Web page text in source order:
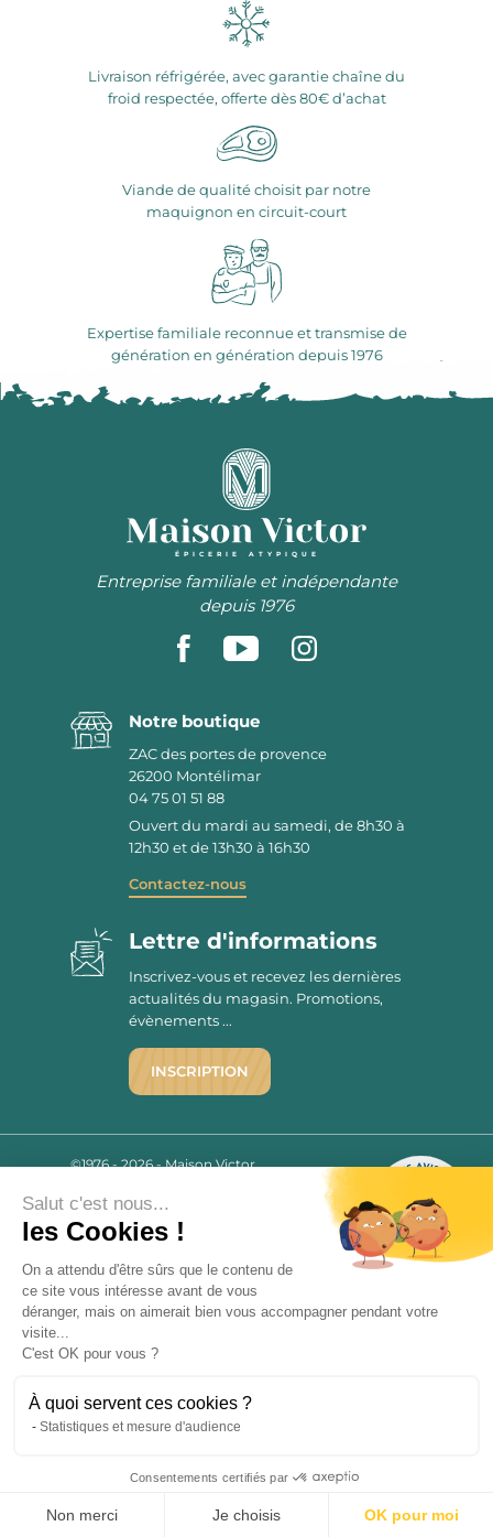
Livraison réfrigérée, avec garantie chaîne du
froid respectée, offerte dès 80€ d’achat
Viande de qualité choisit par notre
maquignon en circuit-court
Expertise familiale reconnue et transmise de
génération en génération depuis 1976
ÉPICERIE ATYPIQUE
Entreprise familiale et indépendante
depuis 1976
Notre boutique
ZAC des portes de provence
26200 Montélimar
04 75 01 51 88
Ouvert du mardi au samedi, de 8h30 à
12h30 et de 13h30 à 16h30
Contactez-nous
2780 AVIS
9.7/10
Lettre d'informations
Inscrivez-vous et recevez les dernières
actualités du magasin. Promotions,
évènements ...
INSCRIPTION
©1976 - 2026 - Maison Victor
Mentions légales
C.G.V.
Politique de confidentialité
FAQ
Livraisons
« L’abus d’alcool est dangereux pour la santé, à consommer avec
modération. La vente d’alcool est strictement interdite aux mineurs.
Salut c'est nous...
les Cookies !
On a attendu d'être sûrs que le contenu de
ce site vous intéresse avant de vous
déranger, mais on aimerait bien vous accompagner pendant votre
visite...
C'est OK pour vous ?
À quoi servent ces cookies ?
Statistiques et mesure d'audience
Consentements certifiés par
Non merci Je choisis OK pour moi